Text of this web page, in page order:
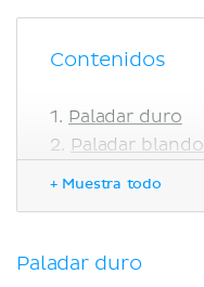
Contenidos
Paladar duro
Paladar blando
Inervación
+ Muestra todo
Paladar duro